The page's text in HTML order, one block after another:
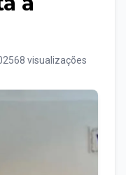
68 visualizações